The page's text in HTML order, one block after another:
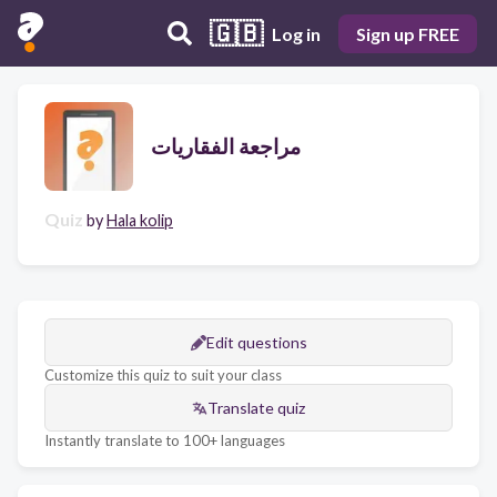
🇬🇧 Log in Sign up FREE
مراجعة الفقاريات
Quiz byHala kolip
Edit questions
Customize this quiz to suit your class
Translate quiz
Instantly translate to 100+ languages